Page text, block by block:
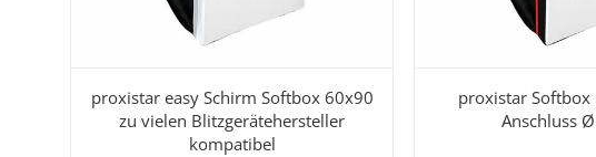
proxistar easy Schirm Softbox 60x90
zu vielen Blitzgerätehersteller
kompatibel
proxistar
Anschluss